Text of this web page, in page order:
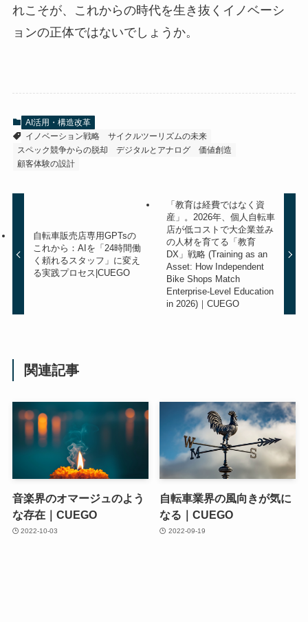
れこそが、これからの時代を生き抜くイノベーシ
ョンの正体ではないでしょうか。
AI活用・構造改革
イノベーション戦略
サイクルツーリズムの未来
スペック競争からの脱却
デジタルとアナログ
価値創造
顧客体験の設計
自転車販売店専用GPTsの
これから：AIを「24時間働
く頼れるスタッフ」に変え
る実践プロセス|CUEGO
「教育は経費ではなく資
産」。2026年、個人自転車
店が低コストで大企業並み
の人材を育てる「教育
DX」戦略 (Training as an
Asset: How Independent
Bike Shops Match
Enterprise-Level Education
in 2026)｜CUEGO
関連記事
音楽界のオマージュのよう
な存在｜CUEGO
2022-10-03
自転車業界の風向きが気に
なる｜CUEGO
2022-09-19